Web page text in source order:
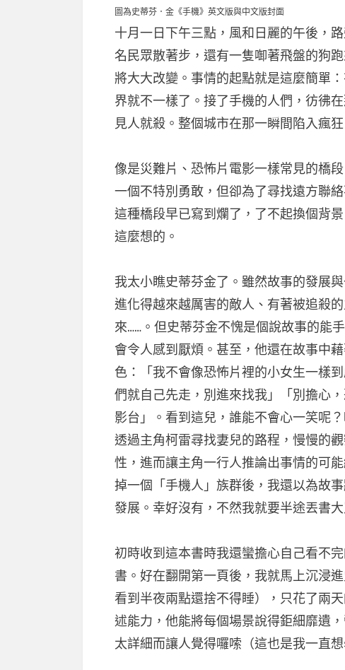
圖為史蒂芬．金《手機》英文版與中文版封面
十月一日下午三點，風和日麗的午後，
名民眾散著步，還有一隻啣著飛盤的狗
將大大改變。事情的起點就是這麼簡單
界就不一樣了。接了手機的人們，彷彿
見人就殺。整個城市在那一瞬間陷入瘋
像是災難片、恐怖片電影一樣常見的橋
一個不特別勇敢，但卻為了尋找遠方聯
這種橋段早已寫到爛了，了不起換個背
這麼想的。
我太小瞧史蒂芬金了。雖然故事的發展
進化得越來越厲害的敵人、有著被追殺
來……。但史蒂芬金不愧是個說故事的能
會令人感到厭煩。甚至，他還在故事中
色：「我不會像恐怖片裡的小女生一樣
們就自己先走，別進來找我」「別擔心
影台」。看到這兒，誰能不會心一笑呢？
透過主角柯雷尋找妻兒的路程，慢慢的
性，進而讓主角一行人推論出事情的可
掉一個「手機人」族群後，我還以為故
發展。幸好沒有，不然我就要半途丟書大
初時收到這本書時我還蠻擔心自己看不
書。好在翻開第一頁後，我就馬上沉浸
看到半夜兩點還捨不得睡），只花了兩
述能力，他能將每個場景說得鉅細靡遺
太詳細而讓人覺得囉嗦（這也是我一直想